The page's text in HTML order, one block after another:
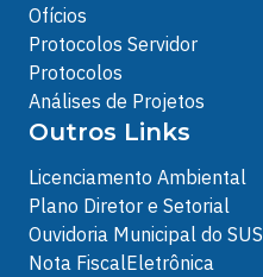
Ofícios
Protocolos Servidor
Protocolos
Análises de Projetos
Outros Links
Licenciamento Ambiental
Plano Diretor e Setorial
Ouvidoria Municipal do SUS
Nota FiscalEletrônica